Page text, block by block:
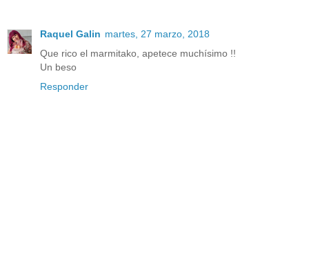
Raquel Galin martes, 27 marzo, 2018
Que rico el marmitako, apetece muchísimo !!
Un beso
Responder